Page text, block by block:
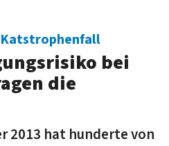
bei
die
2013 hat hunderte von